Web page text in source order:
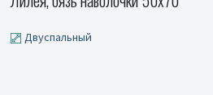
Полуторный, Двуспальный, Евро,